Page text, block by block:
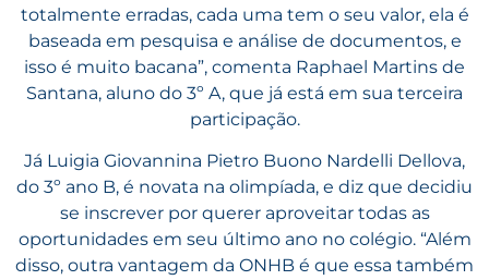
totalmente erradas, cada uma tem o seu valor, ela é
baseada em pesquisa e análise de documentos, e
isso é muito bacana”, comenta Raphael Martins de
Santana, aluno do 3º A, que já está em sua terceira
participação.
Já Luigia Giovannina Pietro Buono Nardelli Dellova,
do 3º ano B, é novata na olimpíada, e diz que decidiu
se inscrever por querer aproveitar todas as
oportunidades em seu último ano no colégio. “Além
disso, outra vantagem da ONHB é que essa também